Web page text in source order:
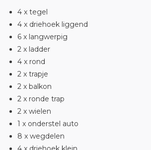
4 x tegel
4 x driehoek liggend
6 x langwerpig
2 x ladder
4 x rond
2 x trapje
2 x balkon
2 x ronde trap
2 x wielen
1 x onderstel auto
8 x wegdelen